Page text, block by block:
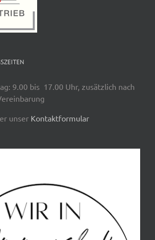
9.00 bis 17.00 Uhr, zusätzlich nach
unser Kontaktformular